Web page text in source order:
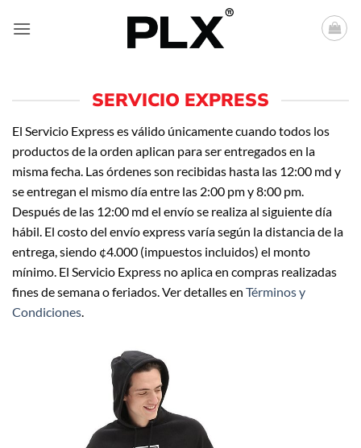
SERVICIO EXPRESS
El Servicio Express es válido únicamente cuando todos los
productos de la orden aplican para ser entregados en la
misma fecha. Las órdenes son recibidas hasta las 12:00 md y
se entregan el mismo día entre las 2:00 pm y 8:00 pm.
Después de las 12:00 md el envío se realiza al siguiente día
hábil. El costo del envío express varía según la distancia de la
entrega, siendo ¢4.000 (impuestos incluidos) el monto
mínimo. El Servicio Express no aplica en compras realizadas
fines de semana o feriados. Ver detalles en Términos y
Condiciones.